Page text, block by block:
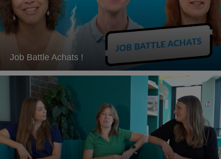
Job Battle Achats !